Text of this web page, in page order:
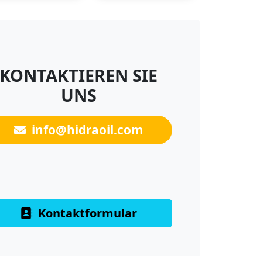
KONTAKTIEREN SIE
UNS
info@hidraoil.com
Kontaktformular